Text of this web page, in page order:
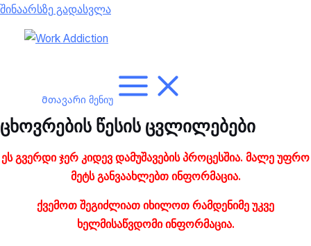
შინაარსზე გადასვლა
Მთავარი მენიუ
ცხოვრების წესის ცვლილებები
ეს გვერდი ჯერ კიდევ დამუშავების პროცესშია. მალე უფრო
მეტს განვაახლებთინფორმაცია.
ქვემოთ შეგიძლიათ იხილოთ რამდენიმე უკვე
ხელმისაწვდომი ინფორმაცია.